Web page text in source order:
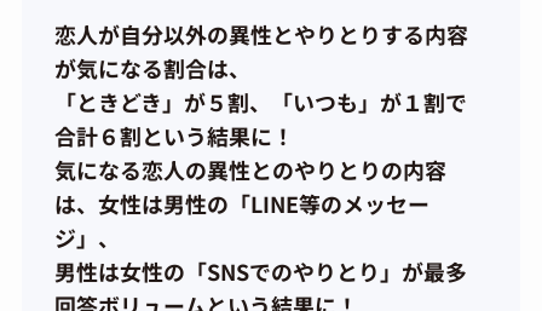
恋人が自分以外の異性とやりとりする内容
が気になる割合は、
「ときどき」が５割、「いつも」が１割で
合計６割という結果に！
気になる恋人の異性とのやりとりの内容
は、女性は男性の「LINE等のメッセー
ジ」、
男性は女性の「SNSでのやりとり」が最多
回答ボリュームという結果に！